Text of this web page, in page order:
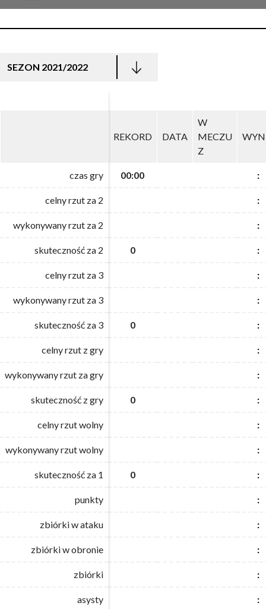
SEZON 2021/2022
REKORD DATA
W
MECZU
Z
czas gry 00:00 :
celny rzut za 2 :
wykonywany rzut za 2 :
skuteczność za 2 0 :
celny rzut za 3 :
wykonywany rzut za 3 :
skuteczność za 3 0 :
celny rzut z gry :
wykonywany rzut za gry :
skuteczność z gry 0 :
celny rzut wolny :
wykonywany rzut wolny :
skuteczność za 1 0 :
punkty :
zbiórki w ataku :
zbiórki w obronie :
zbiórki :
asysty :
REKORD DATA
W
MECZU
Z
czas gry 00:00 :
celny rzut za 2 :
wykonywany rzut za 2 :
skuteczność za 2 0 :
celny rzut za 3 :
wykonywany rzut za 3 :
skuteczność za 3 0 :
celny rzut z gry :
wykonywany rzut za gry :
skuteczność z gry 0 :
celny rzut wolny :
wykonywany rzut wolny :
skuteczność za 1 0 :
punkty :
zbiórki w ataku :
zbiórki w obronie :
zbiórki :
asysty :